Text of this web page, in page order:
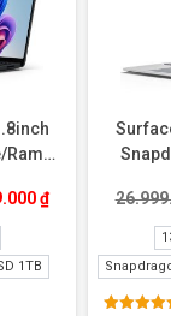
Ram
là: 65.999.000 ₫.
₫Giá hiện tại là:
1TB